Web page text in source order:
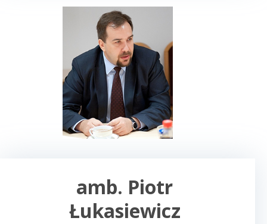
amb. Piotr
Łukasiewicz